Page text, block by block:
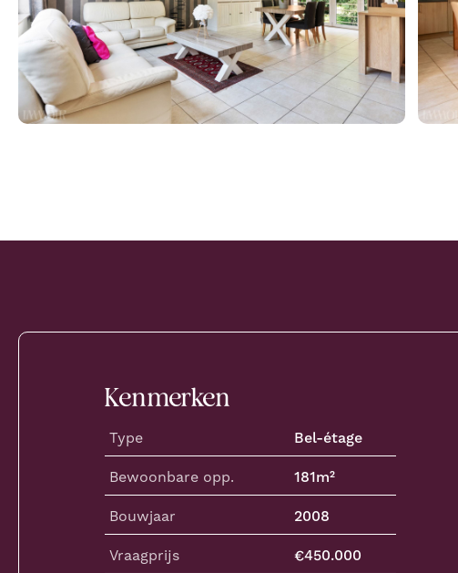
Kenmerken
Type Bel-étage
Bewoonbare opp. 181m²
Bouwjaar 2008
Vraagprijs €450.000